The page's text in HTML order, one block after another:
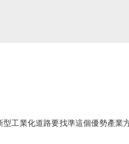
工業化道路要找準這個優勢產業